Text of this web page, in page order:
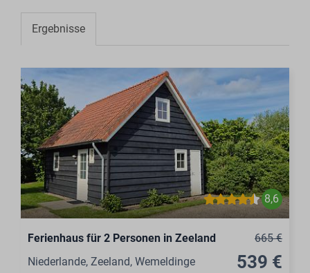
Ergebnisse
8,6
665 €
539 €
Ferienhaus für 2 Personen in Zeeland
Niederlande, Zeeland, Wemeldinge